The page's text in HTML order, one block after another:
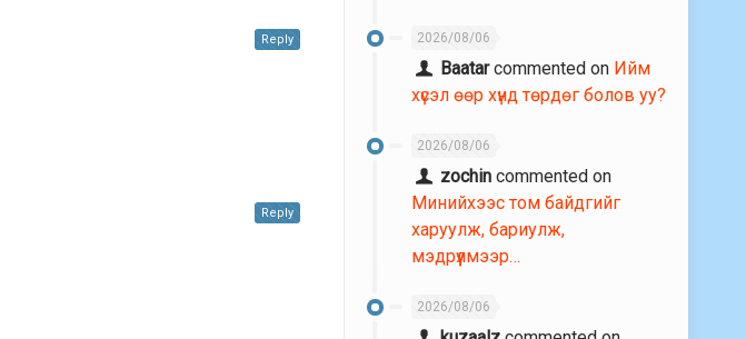
Reply
Reply
2026/08/06
Baatarcommented on Ийм
хүсэл өөр хүнд төрдөг болов уу?
2026/08/06
zochin commented on
Минийхээс том байдгийг
харуулж, бариулж,
мэдрүүлмээр…
2026/08/06